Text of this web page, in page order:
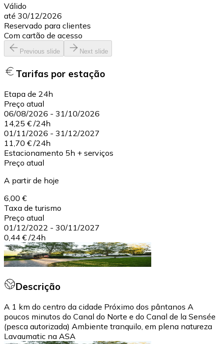
Válido
até 30/12/2026
Reservado para clientes
Com cartão de acesso
Previous slide Next slide
Tarifas por estação
Etapa de 24h
Preço atual
06/08/2026 - 31/10/2026
14,25 € /24h
01/11/2026 - 31/12/2027
11,70 € /24h
Estacionamento 5h + serviços
Preço atual
A partir de hoje
6,00 €
Taxa de turismo
Preço atual
01/12/2022 - 30/11/2027
0,44 € /24h
Descrição
A 1 km do centro da cidade Próximo dos pântanos A
poucos minutos do Canal do Norte e do Canal de la Sensée
(pesca autorizada) Ambiente tranquilo, em plena natureza
Lavaumatic na ASA